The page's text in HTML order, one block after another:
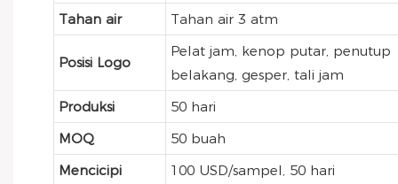
Tahan air
Tahan air 3 atm
Posisi Logo
Pelat jam, kenop putar, penutup
belakang, gesper, tali jam
Produksi
50 hari
MOQ
50 buah
Mencicipi
100 USD/sampel, 50 hari